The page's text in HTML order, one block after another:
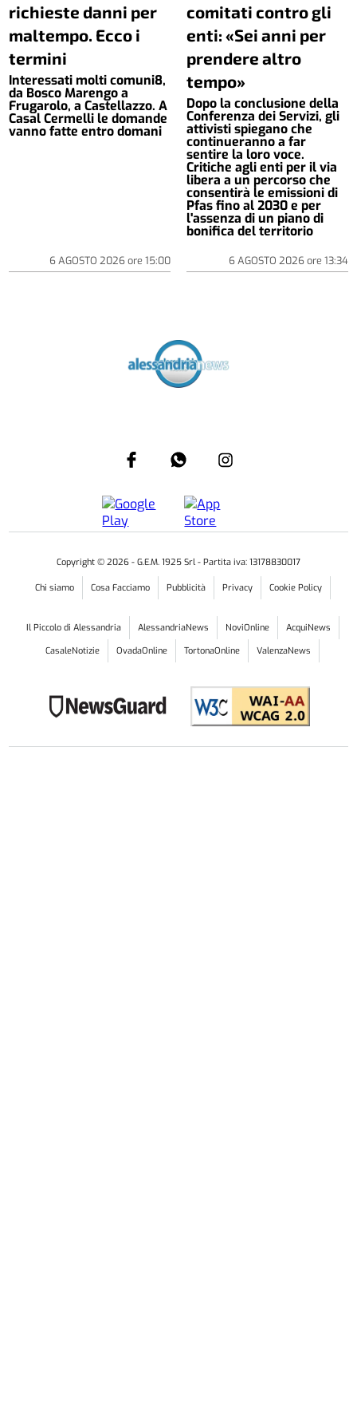
richieste danni per
maltempo. Ecco i
termini
Interessati molti comuni8,
da Bosco Marengo a
Frugarolo, a Castellazzo. A
Casal Cermelli le domande
vanno fatte entro domani
6 AGOSTO 2026ore 15:00
comitati contro gli
enti: «Sei anni per
prendere altro
tempo»
Dopo la conclusione della
Conferenza dei Servizi, gli
attivisti spiegano che
continueranno a far
sentire la loro voce.
Critiche agli enti per il via
libera a un percorso che
consentirà le emissioni di
Pfas fino al 2030 e per
l'assenza di un piano di
bonifica del territorio
6 AGOSTO 2026ore 13:34
Copyright © 2026 - G.E.M. 1925 Srl - Partita iva: 13178830017
Chi siamo Cosa Facciamo Pubblicità Privacy Cookie Policy
Il Piccolo di Alessandria AlessandriaNews NoviOnline
AcquiNews
CasaleNotizie
OvadaOnline TortonaOnline ValenzaNews